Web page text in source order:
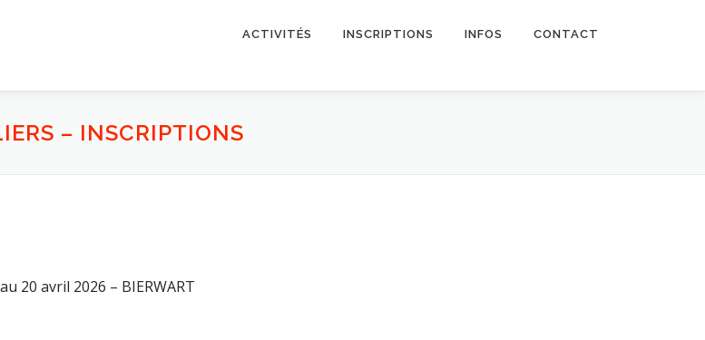
ACTIVITÉS INSCRIPTIONS INFOS CONTACT
– INSCRIPTIONS
20 avril 2026 – BIERWART